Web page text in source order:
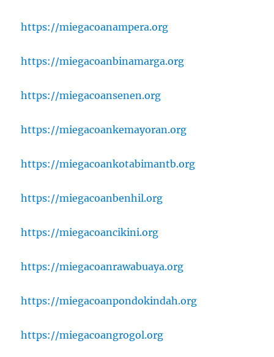
https://miegacoanampera.org
https://miegacoanbinamarga.org
https://miegacoansenen.org
https://miegacoankemayoran.org
https://miegacoankotabimantb.org
https://miegacoanbenhil.org
https://miegacoancikini.org
https://miegacoanrawabuaya.org
https://miegacoanpondokindah.org
https://miegacoangrogol.org